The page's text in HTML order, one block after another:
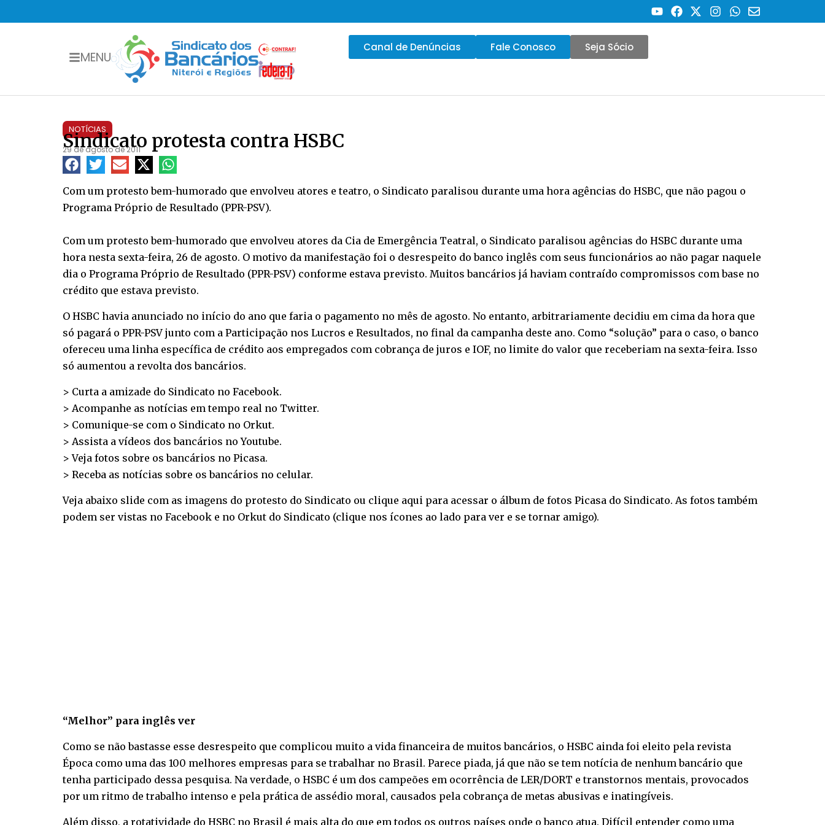
MENU
Canal de Denúncias Fale Conosco Seja Sócio
NOTÍCIAS
Sindicato protesta contra HSBC
29 de agosto de 2011
Com um protesto bem-humorado que envolveu atores e teatro, o Sindicato paralisou durante uma hora agências do HSBC, que não pagou o
Programa Próprio de Resultado (PPR-PSV).
Com um protesto bem-humorado que envolveu atores da Cia de Emergência Teatral, o Sindicato paralisou agências do HSBC durante uma
hora nesta sexta-feira, 26 de agosto. O motivo da manifestação foi o desrespeito do banco inglês com seus funcionários ao não pagar naquele
dia o Programa Próprio de Resultado (PPR-PSV) conforme estava previsto. Muitos bancários já haviam contraído compromissos com base no
crédito que estava previsto.
O HSBC havia anunciado no início do ano que faria o pagamento no mês de agosto. No entanto, arbitrariamente decidiu em cima da hora que
só pagará o PPR-PSV junto com a Participação nos Lucros e Resultados, no final da campanha deste ano. Como “solução” para o caso, o banco
ofereceu uma linha específica de crédito aos empregados com cobrança de juros e IOF, no limite do valor que receberiam na sexta-feira. Isso
só aumentou a revolta dos bancários.
> Curta a amizade do Sindicato no Facebook.
> Acompanhe as notícias em tempo real no Twitter.
> Comunique-se com o Sindicato no Orkut.
> Assista a vídeos dos bancários noYoutube.
> Veja fotos sobre os bancários no Picasa.
> Receba as notícias sobre os bancários no celular.
Veja abaixo slide com as imagens do protesto do Sindicato ou clique aqui para acessar o álbum de fotos Picasa do Sindicato. As fotos também
podem ser vistas no Facebook e no Orkut do Sindicato (clique nos ícones ao lado para ver e se tornar amigo).
“Melhor” para inglês ver
Como se não bastasse esse desrespeito que complicou muito a vida financeira de muitos bancários, o HSBC ainda foi eleito pela revista
Época como uma das 100 melhores empresas para se trabalhar no Brasil. Parece piada, já que não se tem notícia de nenhum bancário que
tenha participado dessa pesquisa. Na verdade, o HSBC é um dos campeões em ocorrência de LER/DORT e transtornos mentais, provocados
por um ritmo de trabalho intenso e pela prática de assédio moral, causados pela cobrança de metas abusivas e inatingíveis.
Além disso, a rotatividade do HSBC no Brasil é mais alta do que em todos os outros países onde o banco atua. Difícil entender como uma